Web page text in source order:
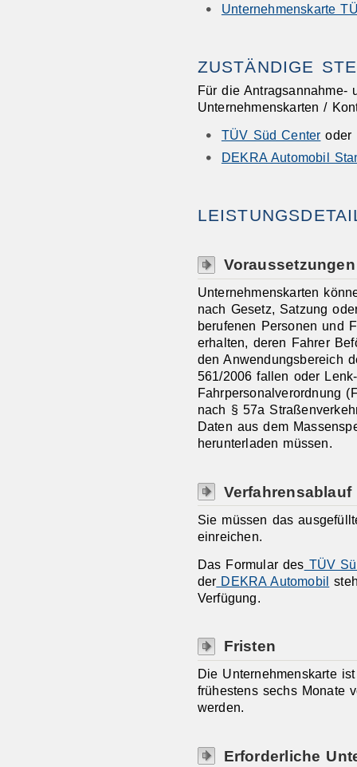
Unternehmenskarte
ZUSTÄNDIGE
Für die Antragsannahme-
Unternehmenskarten /
TÜV Süd Center oder
DEKRA Automobil
Voraussetzungen
Unternehmenskarten
nach Gesetz, Satzung
berufenen Personen und
erhalten, deren Fahrer
den Anwendungsbereich
561/2006 fallen oder
Fahrpersonalverordnung
nach § 57a
Daten aus dem
herunterladen müssen.
Verfahrensablauf
Sie müssen das
einreichen.
Das Formular des TÜV
der DEKRA Automobil
Verfügung.
Fristen
Die Unternehmenskarte
frühestens sechs Monate
werden.
Erforderliche